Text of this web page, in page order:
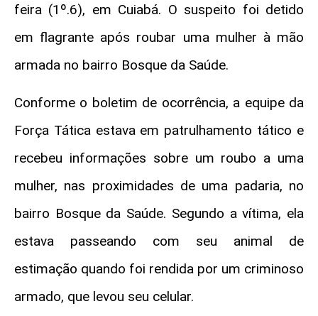
feira (1º.6), em Cuiabá. O suspeito foi detido
em flagrante após roubar uma mulher à mão
armada no bairro Bosque da Saúde.
Conforme o boletim de ocorrência, a equipe da
Força Tática estava em patrulhamento tático e
recebeu informações sobre um roubo a uma
mulher, nas proximidades de uma padaria, no
bairro Bosque da Saúde. Segundo a vítima, ela
estava passeando com seu animal de
estimação quando foi rendida por um criminoso
armado, que levou seu celular.